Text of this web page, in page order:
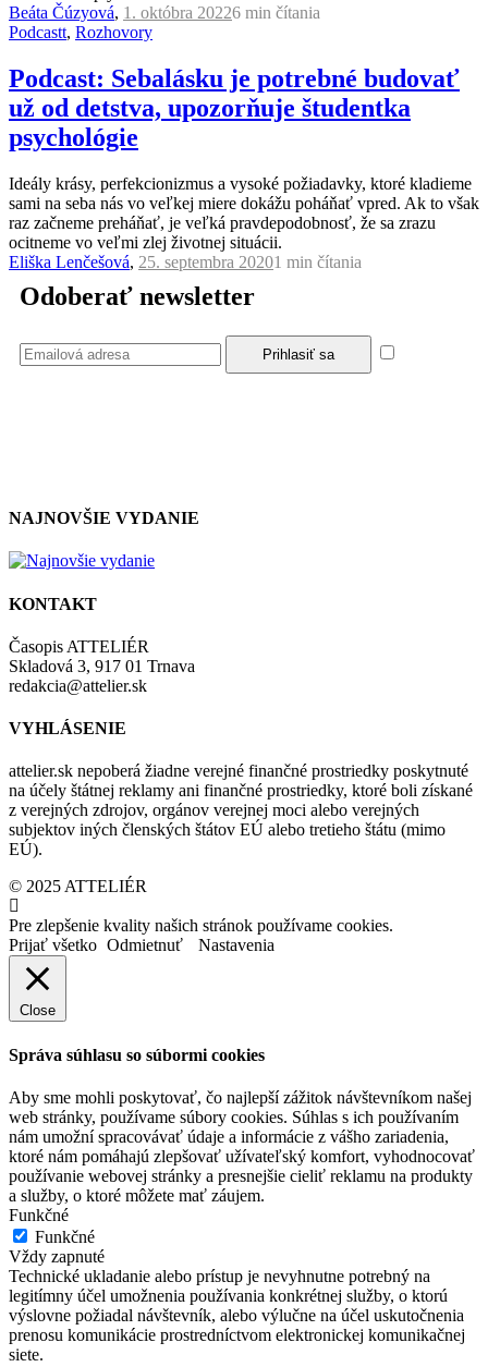
Beáta Čúzyová, 1. októbra 20226 min čítania
Podcastt, Rozhovory
Podcast: Sebalásku je potrebné budovať
už od detstva, upozorňuje študentka
psychológie
Ideály krásy, perfekcionizmus a vysoké požiadavky, ktoré kladieme
sami na seba nás vo veľkej miere dokážu poháňať vpred. Ak to však
raz začneme preháňať, je veľká pravdepodobnosť, že sa zrazu
ocitneme vo veľmi zlej životnej situácii.
Eliška Lenčešová, 25. septembra 20201 min čítania
Odoberať newsletter
NAJNOVŠIE VYDANIE
KONTAKT
Časopis ATTELIÉR
Skladová 3, 917 01 Trnava
redakcia@attelier.sk
VYHLÁSENIE
attelier.sk nepoberá žiadne verejné finančné prostriedky poskytnuté
na účely štátnej reklamy ani finančné prostriedky, ktoré boli získané
z verejných zdrojov, orgánov verejnej moci alebo verejných
subjektov iných členských štátov EÚ alebo tretieho štátu (mimo
EÚ).
© 2025 ATTELIÉR
Pre zlepšenie kvality našich stránok používame cookies.
Prijať všetko Odmietnuť Nastavenia
Close
Správa súhlasu so súbormi cookies
Aby sme mohli poskytovať, čo najlepší zážitok návštevníkom našej
web stránky, používame súbory cookies. Súhlas s ich používaním
nám umožní spracovávať údaje a informácie z vášho zariadenia,
ktoré nám pomáhajú zlepšovať užívateľský komfort, vyhodnocovať
používanie webovej stránky a presnejšie cieliť reklamu na produkty
a služby, o ktoré môžete mať záujem.
Funkčné
Funkčné
Vždy zapnuté
Technické ukladanie alebo prístup je nevyhnutne potrebný na
legitímny účel umožnenia používania konkrétnej služby, o ktorú
výslovne požiadal návštevník, alebo výlučne na účel uskutočnenia
prenosu komunikácie prostredníctvom elektronickej komunikačnej
siete.